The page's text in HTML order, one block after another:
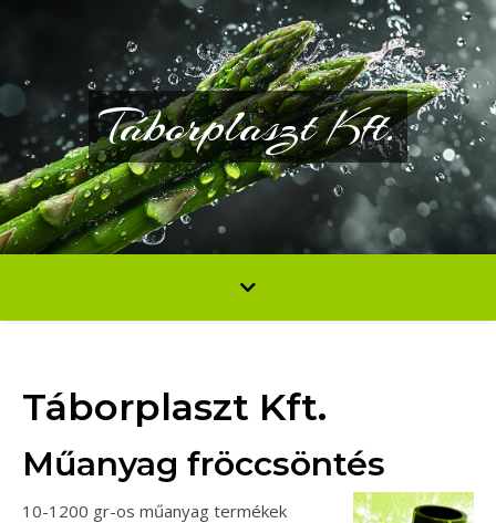
Táborplaszt Kft.
Táborplaszt Kft.
Műanyag fröccsöntés
10-1200 gr-os műanyag termékek